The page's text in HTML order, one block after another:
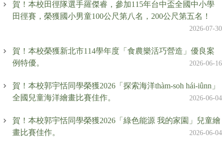
賀！本校田徑隊選手羅傑睿，參加115年台中盃全國中小學
田徑賽，榮獲國小男童100公尺第八名，200公尺第五名！
2026-07-30
賀！本校榮獲新北市114學年度「食農樂活巧營造」優良案
例特優。
2026-06-16
賀！本校郭宇恬同學榮獲2026「探索海洋thàm-soh hái-iûnn」
全國兒童海洋繪畫比賽佳作。
2026-06-04
賀！本校郭宇恬同學榮獲2026「綠色能源 我的家園」兒童繪
畫比賽佳作。
2026-06-04